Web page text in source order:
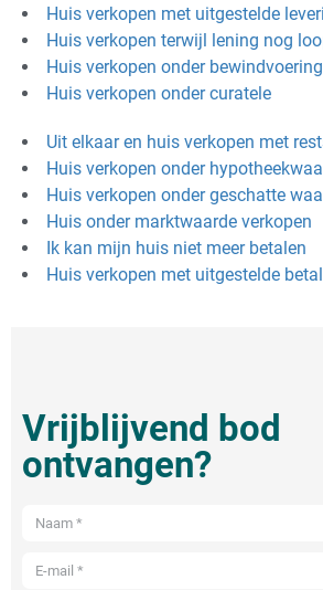
Huis verkopen met uitgestelde
Huis verkopen terwijl lening nog
Huis verkopen onder bewindvoering
Huis verkopen onder curatele
Uit elkaar en huis verkopen met
Huis verkopen onder
Huis verkopen onder geschatte
Huis onder marktwaarde verkopen
Ik kan mijn huis niet meer betalen
Huis verkopen met uitgestelde
Vrijblijvend bod
ontvangen?